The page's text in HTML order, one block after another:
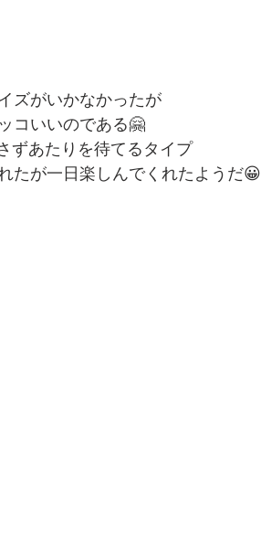
ズがいかなかったが
コいいのである🤗
ずあたりを待てるタイプ
たが一日楽しんでくれたようだ😀